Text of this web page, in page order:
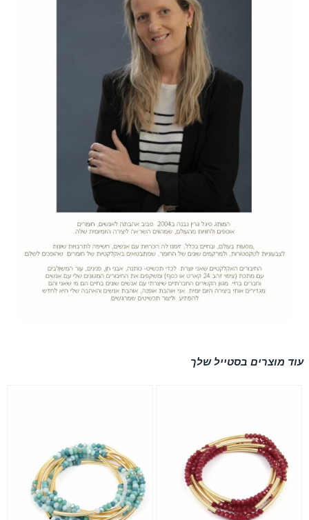
עוד מוצרים בסטייל שלך